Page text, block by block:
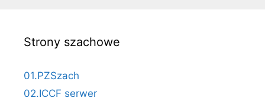
Strony szachowe
01.PZSzach
02.ICCF serwer